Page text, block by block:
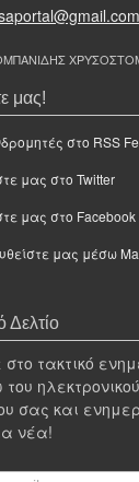
μας!
στο RSS
μας στο Twitter
μας στο Facebook
μας μέσω
Δελτίο
τακτικό
ηλεκτρονικού
σας και
νέα!